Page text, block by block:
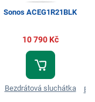
Sonos ACEG1R21BLK
10 790 Kč
Bezdrátová sluchátka